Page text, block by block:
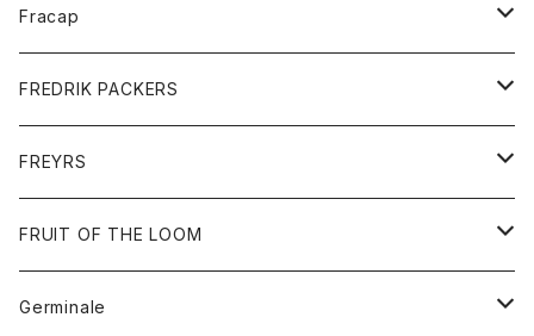
Tシャツ
ニット
Fracap
グッズ
靴
FREDRIK PACKERS
アクセサリー
バッグ
FREYRS
サングラス
FRUIT OF THE LOOM
アウター
Germinale